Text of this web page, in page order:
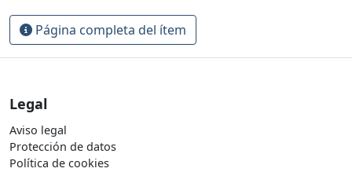
Página completa del ítem
Legal
Aviso legal
Protección de datos
Política de cookies